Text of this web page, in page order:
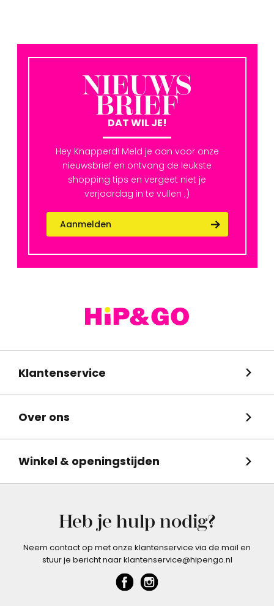
NIEUWS
BRIEF
DAT WIL JE!
Hey Knapperd! Meld je aan voor onze
nieuwsbrief en ontvang de leukste
shopping tips en vergeet niet je
verjaardag in te vullen ;)
Aanmelden
Klantenservice
Over ons
Winkel & openingstijden
Heb je hulp nodig?
Neem contact op met onze klantenservice via de mail en
stuur je bericht naar klantenservice@hipengo.nl